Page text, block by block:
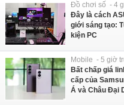
Đồ chơi số - 4
Đây là cách
giới sáng tạo:
kiện PC
Mobile - 5 giờ
Bất chấp giá
cấp của
Á và Châu Đại